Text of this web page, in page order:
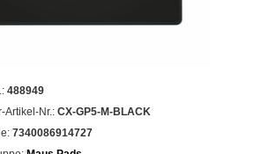
488949
Artikel-Nr.: CX-GP5-M-BLACK
7340086914727